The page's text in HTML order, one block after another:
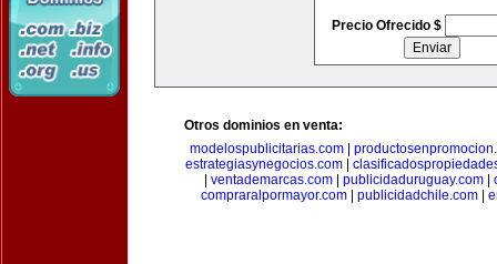
Precio Ofrecido $
Otros dominios en venta:
modelospublicitarias.com
estrategiasynegocios.com|
ventademarcas.com publicidaduruguay.com
compraralpormayor.com| publicidadchile.com|